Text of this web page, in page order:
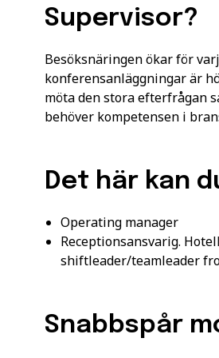
Supervisor?
Besöksnäringen ökar för
konferensanläggningar är
möta den stora efterfrågan
behöver kompetensen i
Det här kan
Operating manager
Receptionsansvarig.
shiftleader/teamleader
Snabbspår